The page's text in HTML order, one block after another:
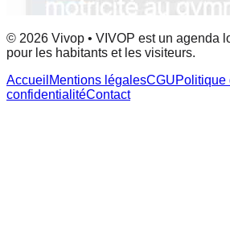
© 2026 Vivop • VIVOP est un agenda
pour les habitants et les visiteurs.
Accueil Mentions légalesCGUPolitique
confidentialitéContact